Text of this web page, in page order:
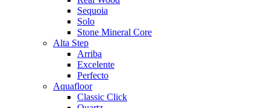
Sequoia
Solo
Stone Mineral Core
Alta Step
Arriba
Excelente
Perfecto
Aquafloor
Classic Click